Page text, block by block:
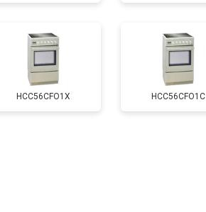
Заказать
2590 ₽ Заказать
2600 ₽ Заказать
HCC56CFO1Х HCC56CFO1С